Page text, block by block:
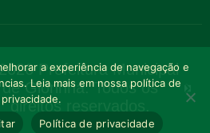
Prefeitura Municipal
de Glorinha. Todos os
direitos reservados.
a experiência de navegação e
Leia mais em nossa política de
privacidade.
Política de privacidade